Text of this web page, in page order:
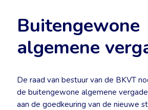
Buitengewone
algemene
De raad van bestuur van de BKVT
de buitengewone algemene
aan de goedkeuring van de nieuwe